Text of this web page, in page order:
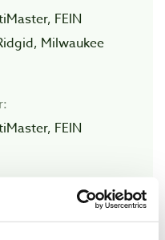
FEIN
Milwaukee
FEIN